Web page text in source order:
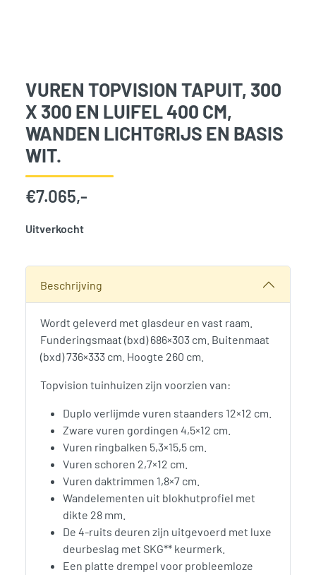
VUREN TOPVISION TAPUIT, 300
X 300 EN LUIFEL 400 CM,
WANDEN LICHTGRIJS EN BASIS
WIT.
€7.065,-
Uitverkocht
Beschrijving
Wordt geleverd met glasdeur en vast raam.
Funderingsmaat (bxd) 686×303 cm. Buitenmaat
(bxd) 736×333 cm. Hoogte 260 cm.
Topvision tuinhuizen zijn voorzien van:
Duplo verlijmde vuren staanders 12×12 cm.
Zware vuren gordingen 4,5×12 cm.
Vuren ringbalken 5,3×15,5 cm.
Vuren schoren 2,7×12 cm.
Vuren daktrimmen 1,8×7 cm.
Wandelementen uit blokhutprofiel met
dikte 28 mm.
De 4-ruits deuren zijn uitgevoerd met luxe
deurbeslag met SKG** keurmerk.
Een platte drempel voor probleemloze